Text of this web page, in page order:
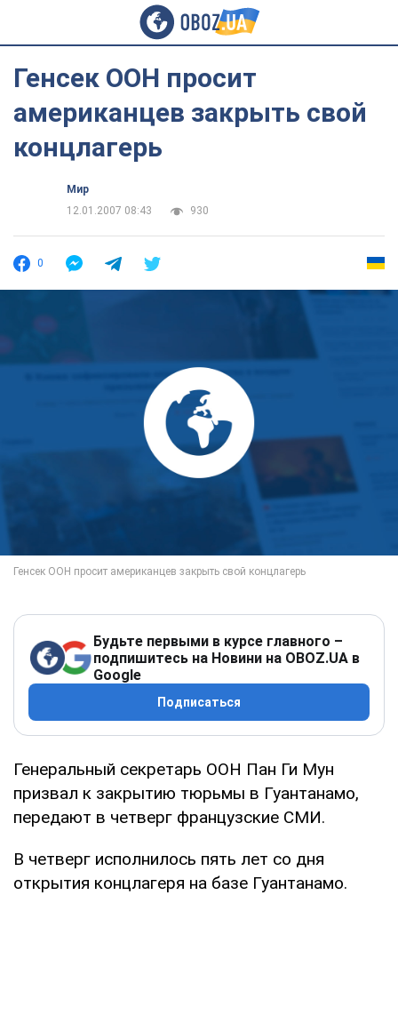
Генсек ООН просит
американцев закрыть свой
концлагерь
Мир
12.01.2007 08:43
930
0
Будьте первыми в курсе главного –
подпишитесь на Новини на OBOZ.UA в
Google
Подписаться
Генеральный секретарь ООН Пан Ги Мун
призвал к закрытию тюрьмы в Гуантанамо,
передают в четверг французские СМИ.
В четверг исполнилось пять лет со дня
открытия концлагеря на базе Гуантанамо.